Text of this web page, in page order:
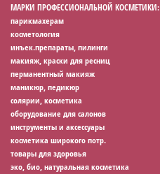
МАРКИ ПРОФЕССИОНАЛЬНОЙ КОСМЕТИКИ:
парикмахерам
косметология
инъек.препараты, пилинги
макияж, краски для ресниц
перманентный макияж
маникюр, педикюр
солярии, косметика
оборудование для салонов
инструменты и аксессуары
косметика широкого потр.
товары для здоровья
эко, био, натуральная косметика